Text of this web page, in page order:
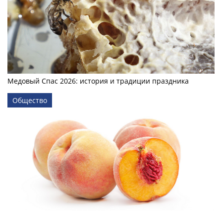
Медовый Спас 2026: история и традиции праздника
Общество